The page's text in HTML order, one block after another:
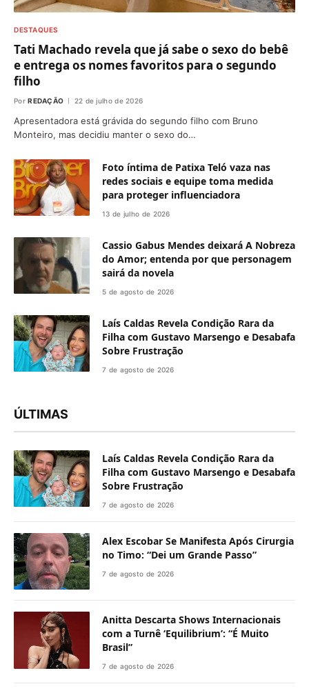
DESTAQUES
Tati Machado revela que já sabe o sexo do bebê
e entrega os nomes favoritos para o segundo
filho
Por REDAÇÃO 22 de julho de 2026
Apresentadora está grávida do segundo filho com Bruno
Monteiro, mas decidiu manter o sexo do…
Foto íntima de Patixa Teló vaza nas
redes sociais e equipe toma medida
para proteger influenciadora
13 de julho de 2026
Cassio Gabus Mendes deixará A Nobreza
do Amor; entenda por que personagem
sairá da novela
5 de agosto de 2026
Laís Caldas Revela Condição Rara da
Filha com Gustavo Marsengo e Desabafa
Sobre Frustração
7 de agosto de 2026
ÚLTIMAS
Laís Caldas Revela Condição Rara da
Filha com Gustavo Marsengo e Desabafa
Sobre Frustração
7 de agosto de 2026
Alex Escobar Se Manifesta Após Cirurgia
no Timo: “Dei um Grande Passo”
7 de agosto de 2026
Anitta Descarta Shows Internacionais
com a Turnê ‘Equilibrium’: “É Muito
Brasil”
7 de agosto de 2026